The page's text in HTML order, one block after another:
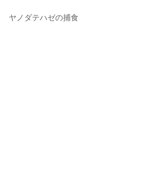
ヤノダテハゼの捕食